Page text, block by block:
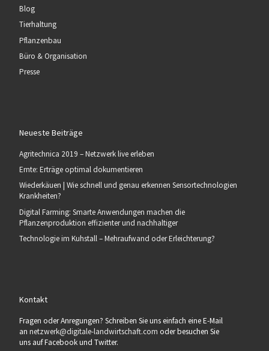
Blog
Tierhaltung
Pflanzenbau
Büro & Organisation
Presse
Neueste Beiträge
Agritechnica 2019 – Netzwerk live erleben
Ernte: Erträge optimal dokumentieren
Wiederkäuen | Wie schnell und genau erkennen Sensortechnologien
Krankheiten?
Digital Farming: Smarte Anwendungen machen die
Pflanzenproduktion effizienter und nachhaltiger
Technologie im Kuhstall – Mehraufwand oder Erleichterung?
Kontakt
Fragen oder Anregungen? Schreiben Sie uns einfach eine E-Mail
an netzwerk@digitale-landwirtschaft.com oder besuchen Sie
uns auf Facebook und Twitter.